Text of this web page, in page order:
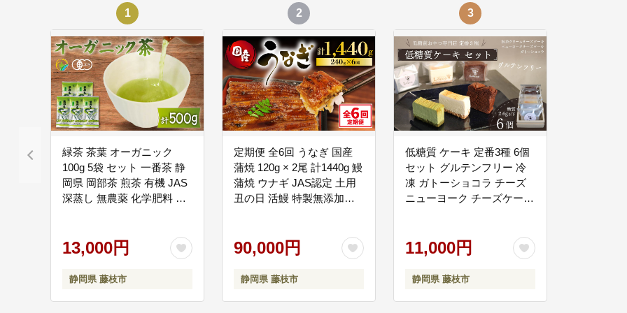
中小企業・農業の持続力と成長を支える支援の充実
す。
07 スポーツ・文化・歴史など固有の資源を活かした観光・交流の促進
本市を代表するサッカーを中心に、スポーツ・歴史・文化を活かしたニューツーリズムや観光ＤＸ
08 安全・安心で魅力ある都市基盤づくり
げ、新たな価値を生み出していきます。
1
緑茶 茶葉 オーガニック
100g 5袋 セット 一番茶 静
岡県 岡部茶 煎茶 有機 JAS
深蒸し 無農薬 化学肥料 不
13,000円
静岡県 藤枝市
2
定期便 全6回 うなぎ 国産
蒲焼 120g × 2尾 計1440g 鰻
蒲焼 ウナギ JAS認定 土用
丑の日 活鰻 特製無添加た
調理 湯煎 まとめ買い 静岡
県 藤枝市 PT0073-040000
90,000円
静岡県 藤枝市
3
低糖質 ケーキ 定番3種 6個
セット グルテンフリー 冷
凍 ガトーショコラ チーズ
ニューヨーク チーズケーキ
用 カカオマス 糖質制限 天
然甘味料 スイーツ おやつ
贈答 ギフト プレゼント ダ
11,000円
静岡県 藤枝市